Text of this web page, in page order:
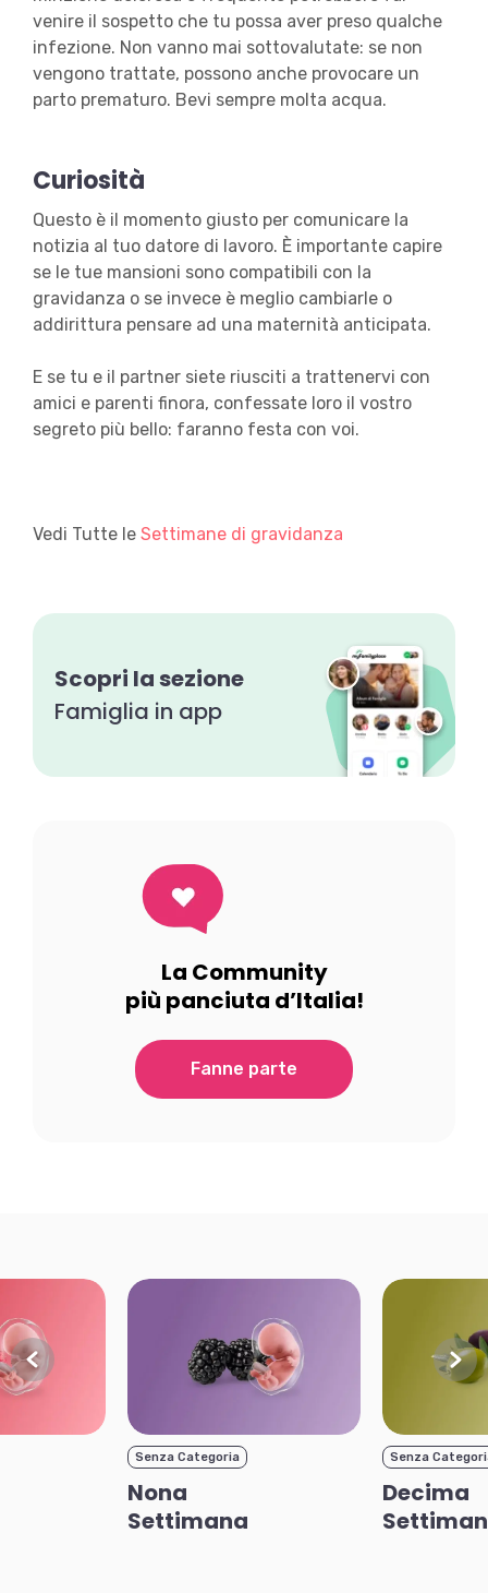
venire il sospetto che tu possa aver preso qualche
infezione. Non vanno mai sottovalutate: se non
vengono trattate, possono anche provocare un
parto prematuro. Bevi sempre molta acqua.
Curiosità
Questo è il momento giusto per comunicare la
notizia al tuo datore di lavoro. È importante capire
se le tue mansioni sono compatibili con la
gravidanza o se invece è meglio cambiarle o
addirittura pensare ad una maternità anticipata.
E se tu e il partner siete riusciti a trattenervi con
amici e parenti finora, confessate loro il vostro
segreto più bello: faranno festa con voi.
Vedi Tutte le Settimane di gravidanza
Scopri la sezione
Famiglia in app
La Community
più panciuta d’Italia!
Fanne parte
Senza Categoria
Nona
Settimana
Senza
Decima